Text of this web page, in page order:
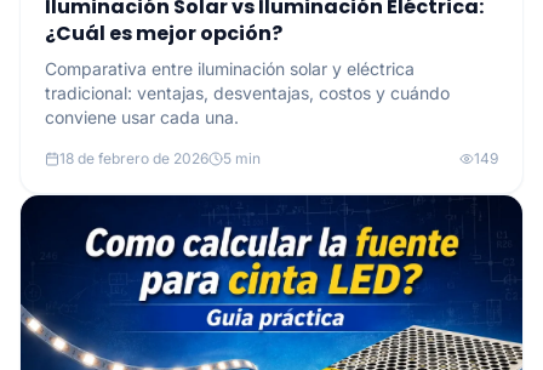
Iluminación Solar vs Iluminación Eléctrica:
¿Cuál es mejor opción?
Comparativa entre iluminación solar y eléctrica
tradicional: ventajas, desventajas, costos y cuándo
conviene usar cada una.
18 de febrero de 2026 5 min 149